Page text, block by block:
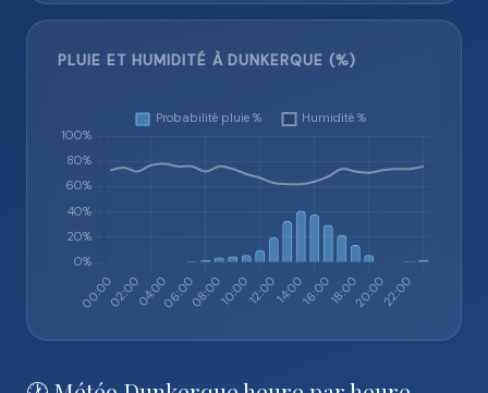
PLUIE ET HUMIDITÉ À DUNKERQUE (%)